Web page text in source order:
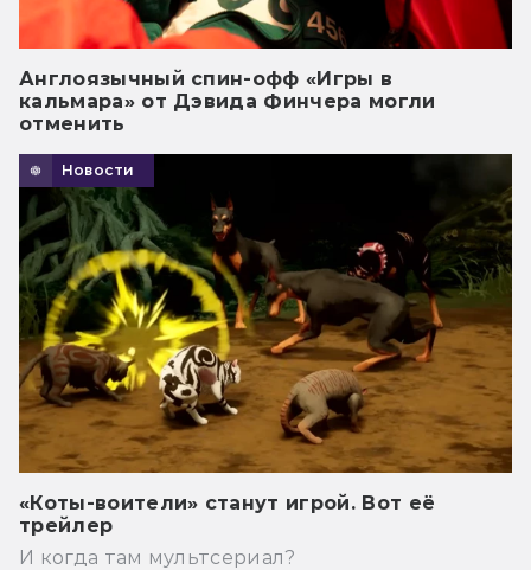
Англоязычный спин-офф «Игры в
кальмара» от Дэвида Финчера могли
отменить
Новости
«Коты-воители» станут игрой. Вот её
трейлер
И когда там мультсериал?